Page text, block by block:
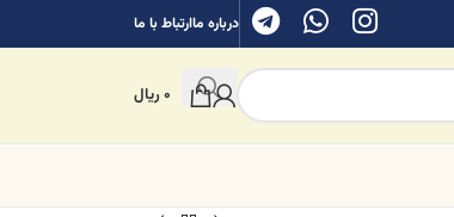
درباره ماارتباط با ما
0ریال